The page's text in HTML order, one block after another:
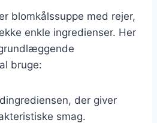
blomkålssuppe med rejer,
enkle ingredienser. Her
bruge:
der giver
smag.